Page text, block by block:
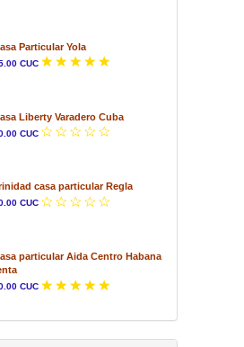
Particular Yola
CUC
Liberty Varadero Cuba
CUC
casa particular Regla
CUC
particular Aida Centro Habana
CUC